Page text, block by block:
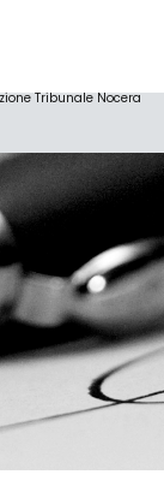
Tribunale Nocera